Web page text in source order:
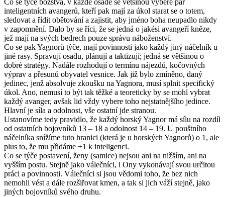
Co se týče božstva, v každé osadě se většinou vybere pár
inteligentních avangerů, kteří pak mají za úkol starat se o totem,
sledovat a řídit obětování a zajistit, aby jméno boha neupadlo nikdy
v zapomnění. Dalo by se říci, že se jedná o jakési avangeří kněze,
jež mají na svých bedrech pouze správu náboženství.
Co se pak Yagnorů týče, mají povinnosti jako každý jiný náčelník u
jiné rasy. Spravují osadu, plánují a taktizují; jedná se většinou o
dobré stratégy. Nadále rozhodují o termínu nájezdů, kočovných
výprav a přesunů obyvatel vesnice. Jak již bylo zmíněno, daný
jedinec, jenž absolvuje zkoušku na Yagnora, musí splnit specifický
úkol. Ano, nemusí to být tak těžké a teoreticky by se mohl vybrat
každý avanger, avšak lid vždy vybere toho nejstatnějšího jedince.
Hlavní je síla a odolnost, vše ostatní jde stranou.
Ustanovíme tedy pravidlo, že každý horský Yagnor má sílu na rozdíl
od ostatních bojovníků 13 – 18 a odolnost 14 – 19. U pouštního
náčelníka snížíme tuto hranici (která je u horských Yagnorů) o 1, ale
plus to, že mu přidáme +1 k inteligenci.
Co se týče postavení, ženy (samice) nejsou ani na nižším, ani na
vyšším postu. Stejně jako válečníci, i Ony vykonávají svou určitou
práci a povinnosti. Válečníci si jsou vědomi toho, že bez nich
nemohli vést a dále rozšiřovat kmen, a tak si jich váží stejně, jako
jiných bojovníků svého druhu.